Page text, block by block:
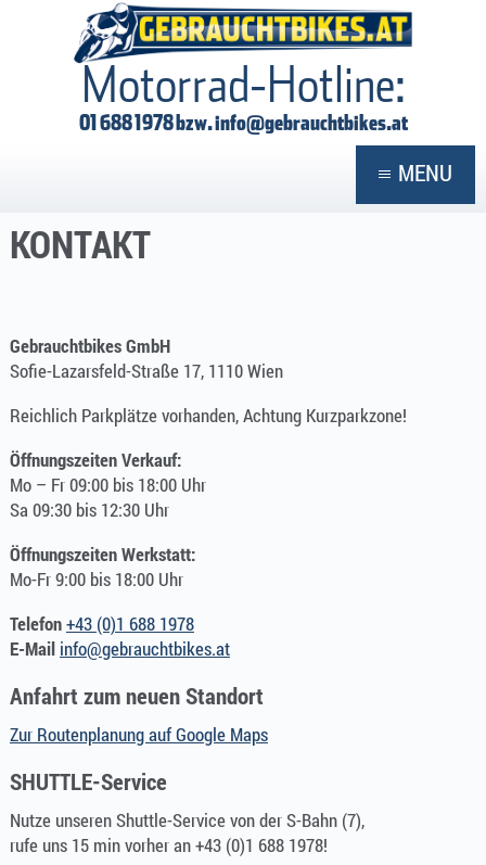
GEBRAUCHTBIKES
Motorrad-Hotline:
01 688 1978 bzw.info@gebrauchtbikes.at
MENU
KONTAKT
Gebrauchtbikes GmbH
Sofie-Lazarsfeld-Straße 17, 1110 Wien
Reichlich Parkplätze vorhanden, Achtung Kurzparkzone!
Öffnungszeiten Verkauf:
Mo – Fr 09:00 bis 18:00 Uhr
Sa 09:30 bis 12:30 Uhr
Öffnungszeiten Werkstatt:
Mo-Fr 9:00 bis 18:00 Uhr
Telefon+43 (0)1 688 1978
E-Mail info@gebrauchtbikes.at
Anfahrt zum neuen Standort
Zur Routenplanung auf Google Maps
SHUTTLE-Service
Nutze unseren Shuttle-Service von der S-Bahn (7),
rufe uns 15 min vorher an +43 (0)1 688 1978!